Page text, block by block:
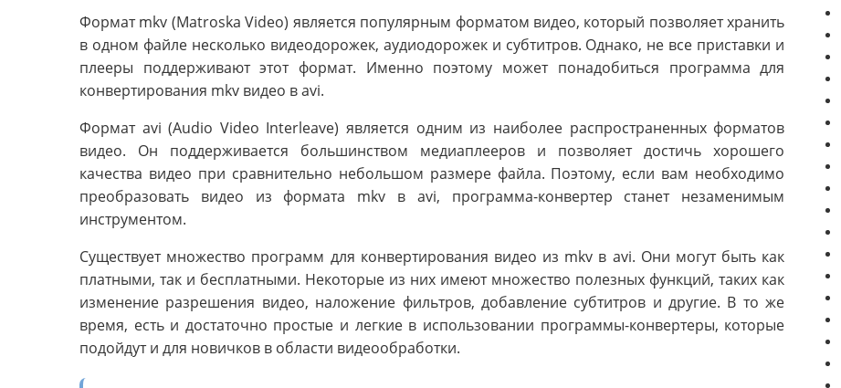
Формат mkv (Matroska Video) является популярным форматом видео, который позволяет хранить
в одном файле несколько видеодорожек, аудиодорожек и субтитров. Однако, не все приставки и
плееры поддерживают этот формат. Именно поэтому может понадобиться программа для
конвертирования mkv видео в avi.
Формат avi (Audio Video Interleave) является одним из наиболее распространенных форматов
видео. Он поддерживается большинством медиаплееров и позволяет достичь хорошего
качества видео при сравнительно небольшом размере файла. Поэтому, если вам необходимо
преобразовать видео из формата mkv в avi, программа-конвертер станет незаменимым
инструментом.
Существует множество программ для конвертирования видео из mkv в avi. Они могут быть как
платными, так и бесплатными. Некоторые из них имеют множество полезных функций, таких как
изменение разрешения видео, наложение фильтров, добавление субтитров и другие. В то же
время, есть и достаточно простые и легкие в использовании программы-конвертеры, которые
подойдут и для новичков в области видеообработки.